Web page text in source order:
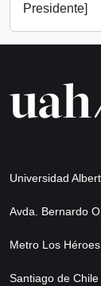
Presidente]
Universidad
Avda. Bernardo
Metro Los Héroes
Santiago de Chile